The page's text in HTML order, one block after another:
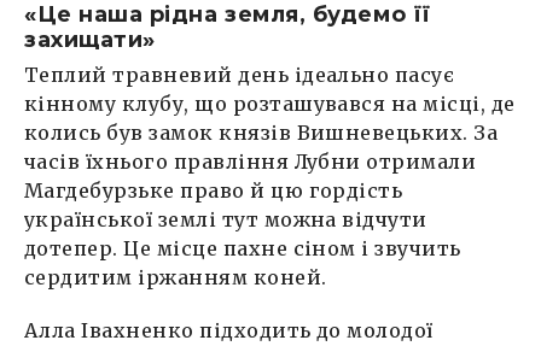
«Це наша рідна земля, будемо її
захищати»
Теплий травневий день ідеально пасує
кінному клубу, що розташувався на місці, де
колись був замок князів Вишневецьких. За
часів їхнього правління Лубни отримали
Магдебурзьке право й цю гордість
української землі тут можна відчути
дотепер. Це місце пахне сіном і звучить
сердитим іржанням коней.
Алла Івахненко підходить до молодої